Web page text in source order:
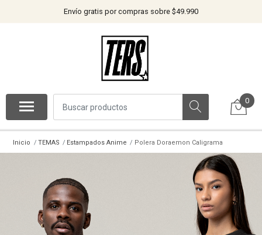
Envío gratis por compras sobre $49.990
0
Inicio TEMAS Estampados Anime Polera Doraemon Caligrama